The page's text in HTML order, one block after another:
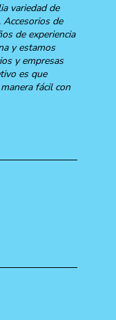
variedad de
Accesorios de
de experiencia
y estamos
y empresas
es que
fácil con